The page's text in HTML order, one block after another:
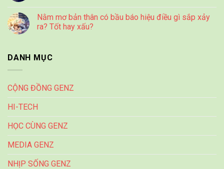
Nằm mơ bản thân có bầu báo hiệu điều gì sắp xảy
ra? Tốt hay xấu?
DANH MỤC
CỘNG ĐỒNG GENZ
HI-TECH
HỌC CÙNG GENZ
MEDIA GENZ
NHỊP SỐNG GENZ